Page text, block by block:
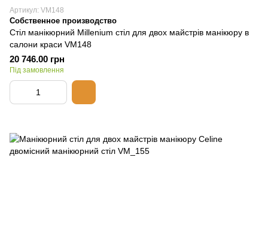
Артикул: VM148
Собственное производство
Стіл манікюрний Millenium стіл для двох майстрів манікюру в
салони краси VM148
20 746.00 грн
Під замовлення